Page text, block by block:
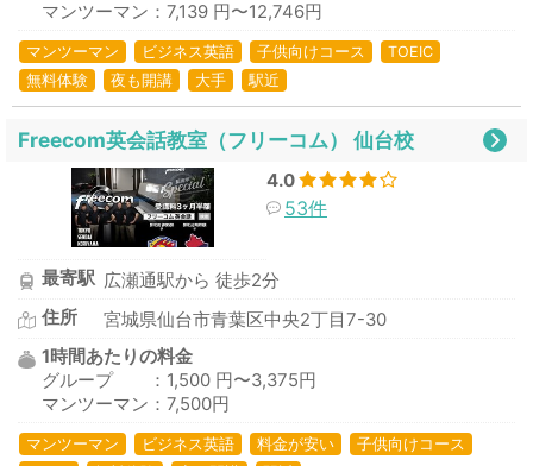
マンツーマン：7,139 円〜12,746円
マンツーマン ビジネス英語 子供向けコース
TOEIC
無料体験
夜も開講 大手 駅近
Freecom英会話教室（フリーコム） 仙台校
4.0
53件
最寄駅 広瀬通駅から 徒歩2分
住所
宮城県仙台市青葉区中央2丁目7-30
1時間あたりの料金
グループ ：1,500 円〜3,375円
マンツーマン：7,500円
マンツーマン ビジネス英語 料金が安い
子供向けコース